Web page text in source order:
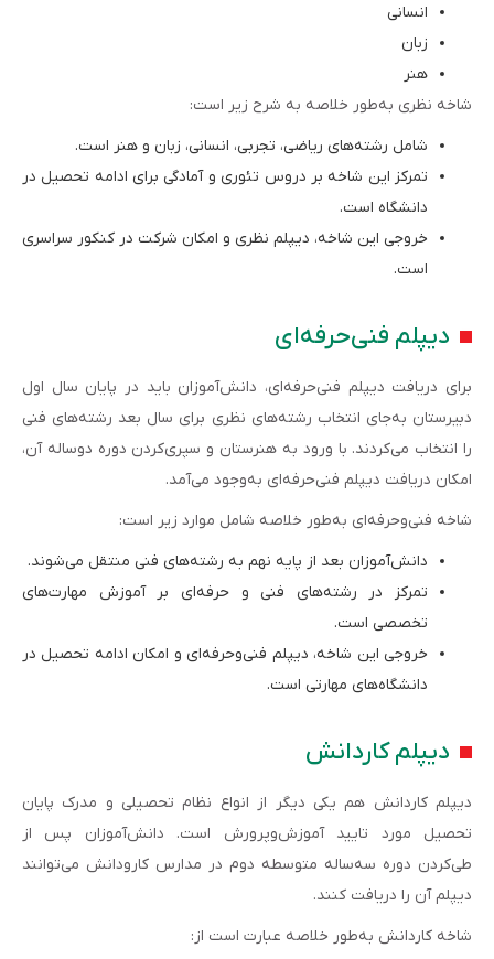
انسانی
زبان
هنر
شاخه نظری به‌طور خلاصه به شرح زیر است:
شامل رشته‌های ریاضی، تجربی، انسانی، زبان و هنر است.
تمرکز این شاخه بر دروس تئوری و آمادگی برای ادامه تحصیل در
دانشگاه است.
خروجی این شاخه، دیپلم نظری و امکان شرکت در کنکور سراسری
است.
دیپلم فنی‌حرفه‌ای
برای دریافت دیپلم فنی‌حرفه‌ای، دانش‌آموزان باید در پایان سال اول
دبیرستان به‌جای انتخاب رشته‌های نظری برای سال بعد رشته‌های فنی
را انتخاب می‌کردند. با ورود به هنرستان و سپری‌کردن دوره دوساله آن،
امکان دریافت دیپلم فنی‌حرفه‌ای به‌وجود می‌آمد.
شاخه فنی‌وحرفه‌ای به‌طور خلاصه شامل موارد زیر است:
دانش‌آموزان بعد از پایه نهم به رشته‌های فنی منتقل می‌شوند.
تمرکز در رشته‌های فنی و حرفه‌ای بر آموزش مهارت‌های
تخصصی است.
خروجی این شاخه، دیپلم فنی‌وحرفه‌ای و امکان ادامه تحصیل در
دانشگاه‌های مهارتی است.
دیپلم کاردانش
دیپلم کاردانش هم یکی دیگر از انواع نظام تحصیلی و مدرک پایان
تحصیل مورد تایید آموزش‌وپرورش است. دانش‌آموزان پس از
طی‌کردن دوره سه‌ساله متوسطه دوم در مدارس کارودانش می‌توانند
دیپلم آن را دریافت کنند.
شاخه کاردانش به‌طور خلاصه عبارت است از: